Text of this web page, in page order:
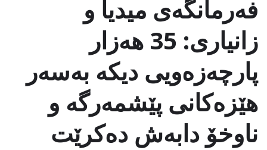
فەرمانگەی میدیا و
زانیاری: 35 هەزار
پارچەزەویی دیكە بەسەر
هێزەکانی پێشمەرگە و
ناوخۆ دابەش دەکرێت